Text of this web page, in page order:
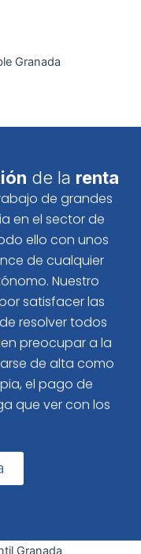
de la renta
de grandes
en el sector de
ello con unos
de cualquier
Nuestro
satisfacer las
resolver todos
preocupar a la
de alta como
el pago de
que ver con los